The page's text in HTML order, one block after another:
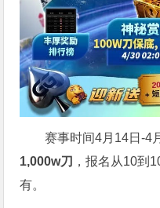
赛事时间4月14日-4
1,000w刀 ，报名从10到
有。